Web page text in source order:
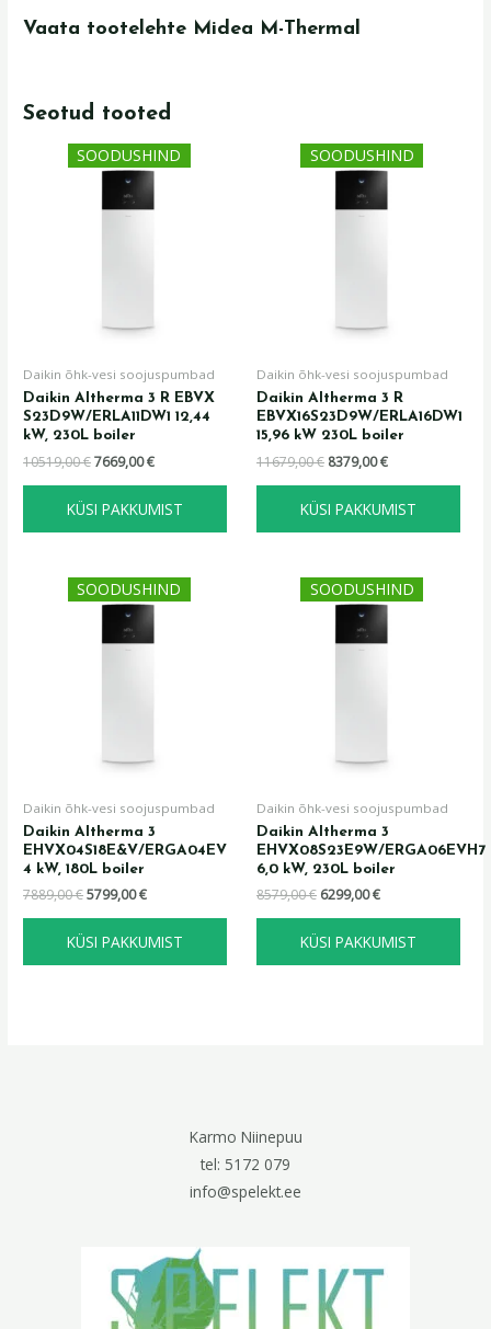
Vaata tootelehte Midea M-Thermal
Seotud tooted
SOODUSHIND
Daikin õhk-vesi soojuspumbad
Daikin Altherma 3 R EBVX
S23D9W/ERLA11DW1 12,44
kW, 230L boiler
10519,00€
Algne
hind
10519,00 €.
7669,00€
Praegune
hind
KÜSI PAKKUMIST
SOODUSHIND
Daikin õhk-vesi soojuspumbad
Daikin Altherma 3 R
EBVX16S23D9W/ERLA16DW1
15,96 kW 230L boiler
11679,00€
Algne
hind
11679,00 €.
8379,00€
Praegune
hind
KÜSI PAKKUMIST
SOODUSHIND
Daikin õhk-vesi soojuspumbad
Daikin Altherma 3
EHVX04S18E&V/ERGA04EV
4 kW, 180L boiler
7889,00€
Algne
hind
7889,00 €.
5799,00€
Praegune
hind
on:
KÜSI PAKKUMIST
SOODUSHIND
Daikin õhk-vesi soojuspumbad
Daikin Altherma 3
EHVX08S23E9W/ERGA06EVH7
6,0 kW, 230L boiler
8579,00€
Algne
hind
8579,00 €.
6299,00€
Praegune
hind
on:
KÜSI PAKKUMIST
Karmo Niinepuu
tel: 5172 079
info@spelekt.ee